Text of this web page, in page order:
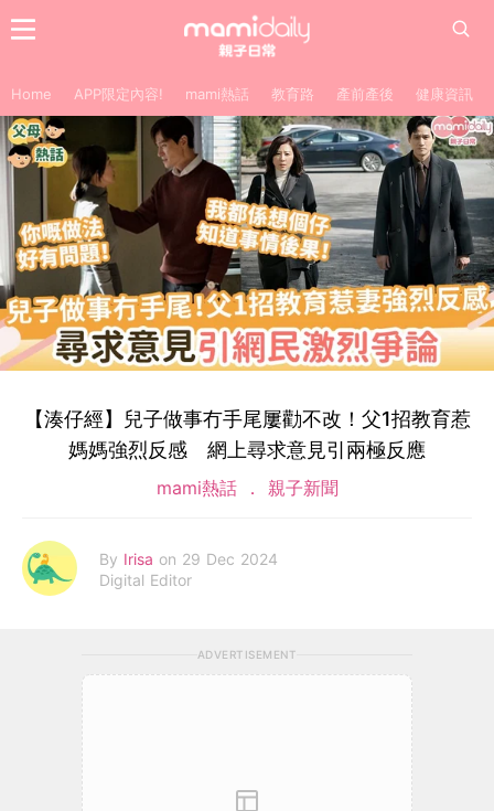
Home APP限定內容! mami熱話 教育路 產前產後 健康資訊
【湊仔經】兒子做事冇手尾屢勸不改！父1招教育惹
媽媽強烈反感 網上尋求意見引兩極反應
mami熱話 親子新聞
By Irisa on 29 Dec 2024
Digital Editor
ADVERTISEMENT